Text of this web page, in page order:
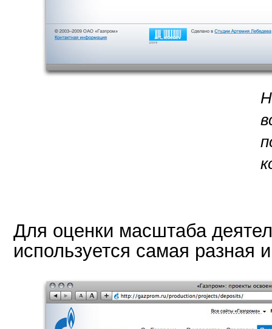
Для оценки масштаба
используется самая разная